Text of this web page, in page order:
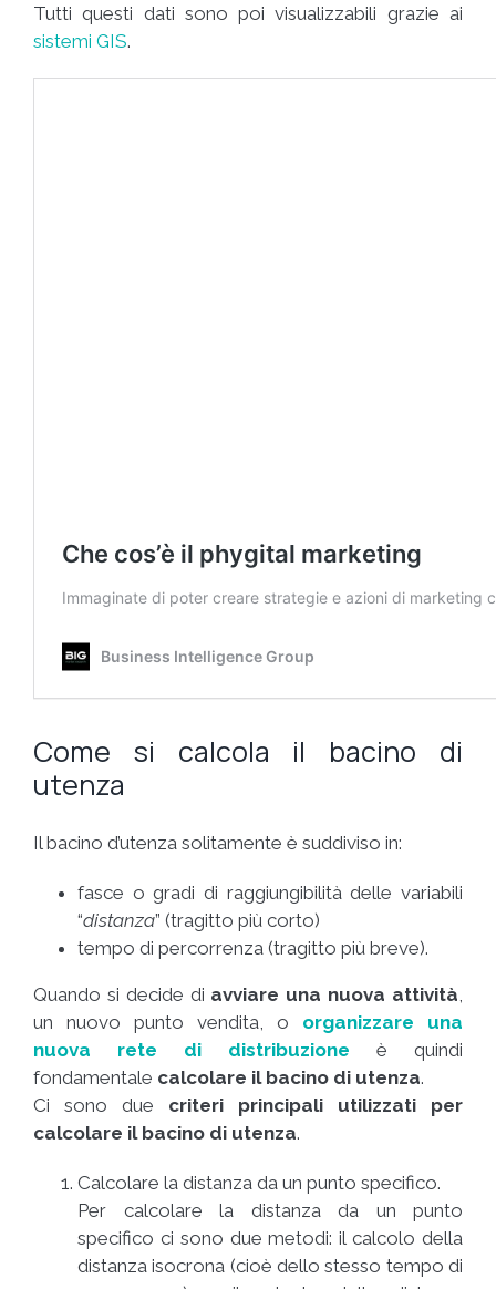
Tutti questi dati sono poi visualizzabili grazie ai
sistemi GIS.
Come si calcola il bacino di
utenza
Il bacino d’utenza solitamente è suddiviso in:
fasce o gradi di raggiungibilità delle variabili
“distanza” (tragitto più corto)
tempo di percorrenza (tragitto più breve).
Quando si decide di avviare una nuova attività
un nuovo punto vendita, o organizzare una
nuova rete di distribuzione è quindi
fondamentale calcolare il bacino di utenza.
Ci sono due criteri principali utilizzati per
calcolare il bacino di utenza.
Calcolare la distanza da un punto specifico.
Per calcolare la distanza da un punto
specifico ci sono due metodi: il calcolo della
distanza isocrona (cioè dello stesso tempo di